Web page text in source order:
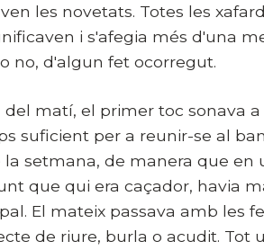
les novetats. Totes les
i s'afegia més d'una
no, d'algun fet ocorregut.
matí, el primer toc sonava a
suficient per a reunir-se al
la setmana, de manera que en
que qui era caçador, havia
El mateix passava amb les
de riure, burla o acudit. Tot